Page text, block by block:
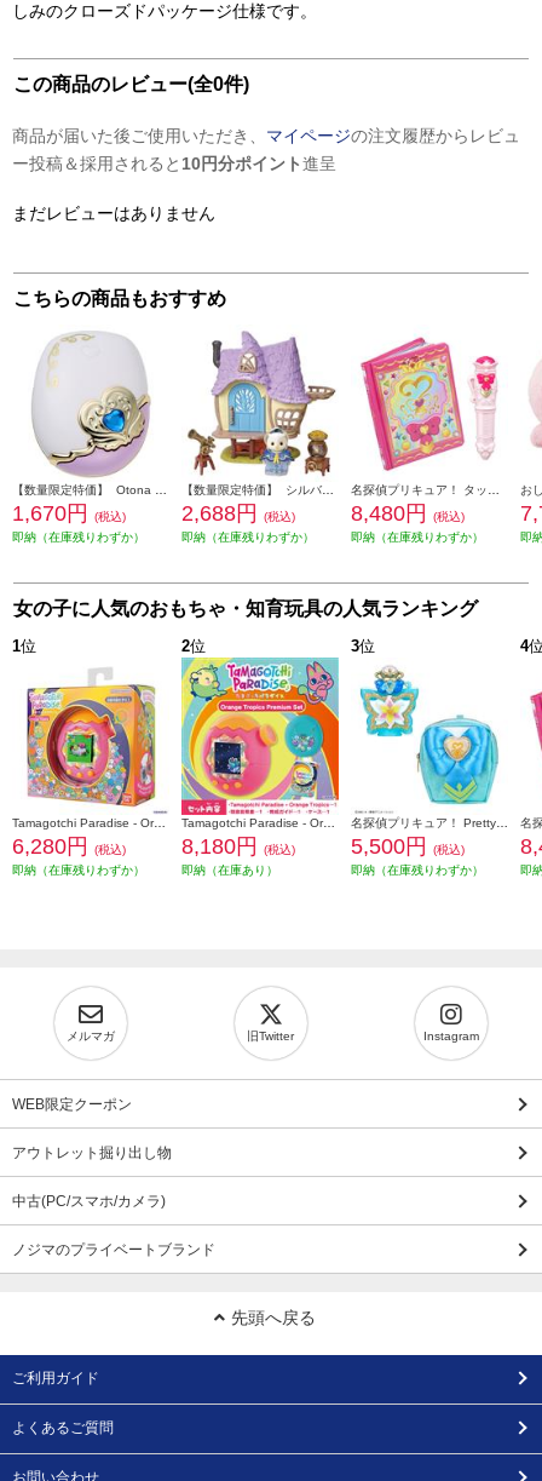
しみのクローズドパッケージ仕様です。
この商品のレビュー(全0件)
商品が届いた後ご使用いただき、 マイページの注文履歴からレビュ
ー投稿＆採用されると 10円分ポイント進呈
まだレビューはありません
こちらの商品もおすすめ
1,670円
(税込)
即納（在庫残りわずか）
2,688円
(税込)
即納（在庫残りわずか）
8,480円
(税込)
即納（在庫残りわずか）
即
女の子に人気のおもちゃ・知育玩具の人気ランキング
1位
Tamagotchi Paradise - Orange Tropics
6,280円
(税込)
即納（在庫残りわずか）
2位
Tamagotchi Paradise - Orange Tropics Premium Set
8,180円
(税込)
即納（在庫あり）
3位
5,500円
(税込)
即納（在庫残りわずか）
4
即
メルマガ 旧Twitter Instagram
WEB限定クーポン
アウトレット掘り出し物
中古(PC/スマホ/カメラ)
ノジマのプライベートブランド
先頭へ戻る
ご利用ガイド
よくあるご質問
お問い合わせ